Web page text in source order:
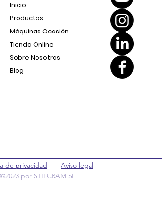
Inicio
Productos
Máquinas Ocasión
Tienda Online
Sobre Nosotros
Blog
©2023 por STILCRAM SL
de privacidad Aviso legal